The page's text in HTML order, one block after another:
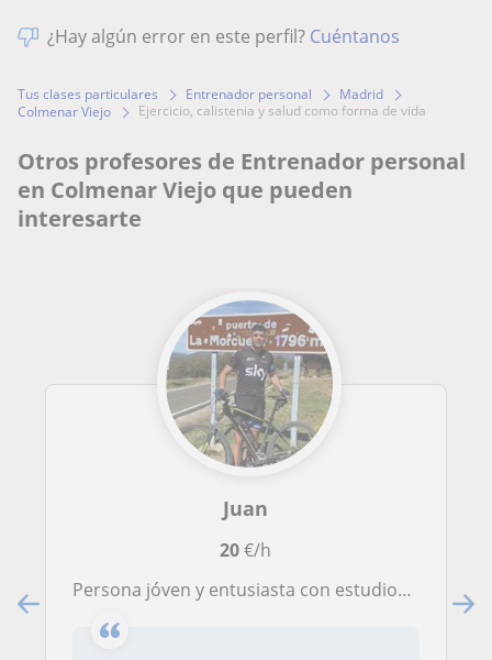
¿Hay algún error en este perfil? Cuéntanos
Tus clases particulares Entrenador personal
Madrid
Colmenar Viejo
ejercicio, calistenia y salud como forma de vida
Otros profesores de Entrenador personal
en Colmenar Viejo que pueden
interesarte
Juan
20€/h
Persona jóven y entusiasta con estudios de grado en ciencias de la actividad física y el deporte(CADFYD). Experiencia en diferentes procesos de entrenamiento para objetivos de pérdida de peso, condición física general, tonificación e hipertrofia. Sobre mí